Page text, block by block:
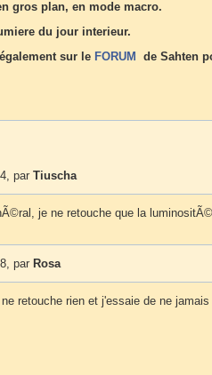
gros plan, en mode macro.
du jour interieur.
sur le FORUM
de Sahten
par Tiuscha
je ne retouche que la
par Rosa
retouche rien et j'essaie de ne